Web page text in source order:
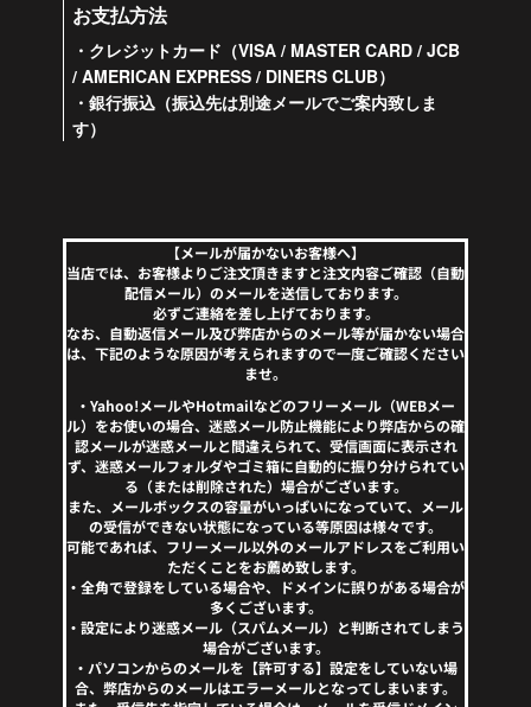
お支払方法
・クレジットカード（VISA / MASTER CARD / JCB
/ AMERICAN EXPRESS / DINERS CLUB）
・銀行振込（振込先は別途メールでご案内致しま
す）
【メールが届かないお客様へ】
当店では、お客様よりご注文頂きますと注文内容ご確認（自動
配信メール）のメールを送信しております。
必ずご連絡を差し上げております。
なお、自動返信メール及び弊店からのメール等が届かない場合
は、下記のような原因が考えられますので一度ご確認ください
ませ。
・Yahoo!メールやHotmailなどのフリーメール（WEBメー
ル）をお使いの場合、迷惑メール防止機能により弊店からの確
認メールが迷惑メールと間違えられて、受信画面に表示され
ず、迷惑メールフォルダやゴミ箱に自動的に振り分けられてい
る（または削除された）場合がございます。
また、メールボックスの容量がいっぱいになっていて、メール
の受信ができない状態になっている等原因は様々です。
可能であれば、フリーメール以外のメールアドレスをご利用い
ただくことをお薦め致します。
・全角で登録をしている場合や、ドメインに誤りがある場合が
多くございます。
・設定により迷惑メール（スパムメール）と判断されてしまう
場合がございます。
・パソコンからのメールを【許可する】設定をしていない場
合、弊店からのメールはエラーメールとなってしまいます。